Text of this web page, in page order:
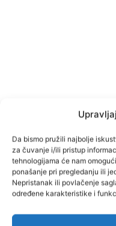
Da bismo pružili najbolje
za čuvanje i/ili pristup
tehnologijama će nam
ponašanje pri pregledanju ili
Nepristanak ili povlačenje
određene karakteristike i